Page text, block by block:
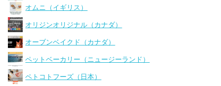
オムニ（イギリス）
オリジンオリジナル（カナダ）
オーブンベイクド（カナダ）
ペットベーカリー（ニュージーランド）
ペトコトフーズ（日本）